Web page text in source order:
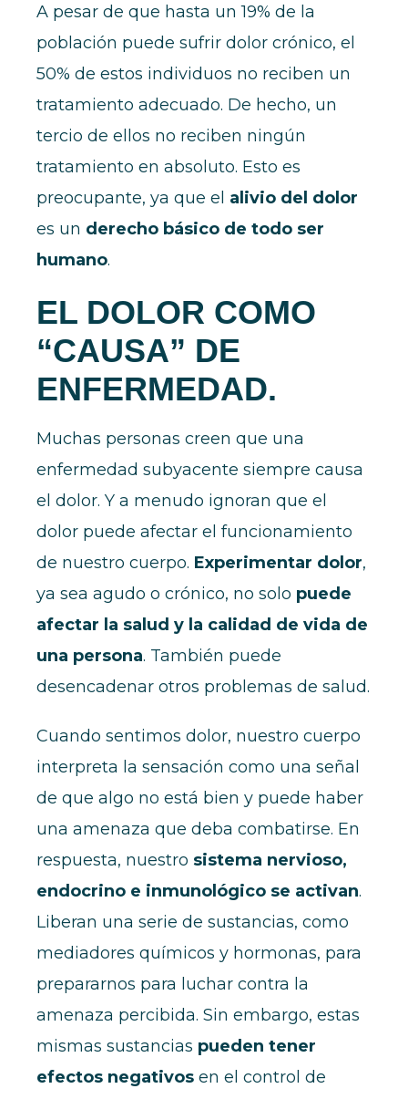
A pesar de que hasta un 19% de la
población puede sufrir dolor crónico, el
50% de estos individuos no reciben un
tratamiento adecuado. De hecho, un
tercio de ellos no reciben ningún
tratamiento en absoluto. Esto es
preocupante, ya que el alivio del dolor
es un derecho básico de todo ser
humano.
EL DOLOR COMO
“CAUSA” DE
ENFERMEDAD.
Muchas personas creen que una
enfermedad subyacente siempre causa
el dolor. Y a menudo ignoran que el
dolor puede afectar el funcionamiento
de nuestro cuerpo. Experimentar dolor,
ya sea agudo o crónico, no solo puede
afectar la salud y la calidad de vida de
una persona. También puede
desencadenar otros problemas de salud.
Cuando sentimos dolor, nuestro cuerpo
interpreta la sensación como una señal
de que algo no está bien y puede haber
una amenaza que deba combatirse. En
respuesta, nuestro sistema nervioso,
endocrino e inmunológico se activan.
Liberan una serie de sustancias, como
mediadores químicos y hormonas, para
prepararnos para luchar contra la
amenaza percibida. Sin embargo, estas
mismas sustancias pueden tener
efectos negativos en el control de